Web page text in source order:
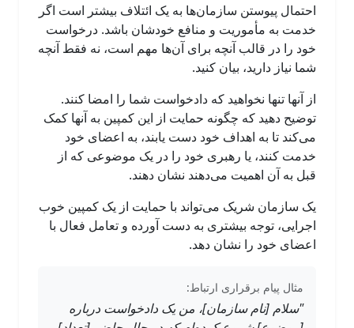
احتمال پیوستن سازمان‌ها به یک ائتلاف بیشتر است اگر
خدمت به مأموریت و منافع خودشان باشد. درخواست
خود را در قالب آنچه برای آن‌ها مهم است، نه فقط آنچه
شما نیاز دارید، بیان کنید.
از آنها تنها نخواهید که دادخواست شما را امضا کنند.
توضیح دهید که چگونه حمایت از این کمپین به آنها کمک
می‌کند تا به اهداف خود دست یابند، به اعضای خود
خدمت کنند، یا رهبری خود را در یک موضوعی که از
قبل به آن اهمیت می‌دهند نشان دهند.
یک سازمان شریک می‌تواند با حمایت از یک کمپین خوب
اجرایی، توجه بیشتری به دست آورده و تعامل فعال با
اعضای خود را نشان دهد.
مثال پیام برقراری ارتباط:
"سلام [نام سازمان]، من یک دادخواست درباره